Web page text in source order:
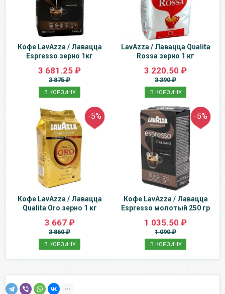
Кофе LavAzza / Лавацца
Espresso зерно 1кг
3 681.25 ₽
3 875 ₽
В КОРЗИНУ
LavAzza / Лавацца Qualita
Rossa зерно 1 кг
3 220.50 ₽
3 390 ₽
В КОРЗИНУ
-5%
Кофе LavAzza / Лавацца
Qualita Oro зерно 1 кг
3 667 ₽
3 860 ₽
В КОРЗИНУ
-5%
Кофе LavAzza / Лавацца
Espresso молотый 250 гр
1 035.50 ₽
1 090 ₽
В КОРЗИНУ